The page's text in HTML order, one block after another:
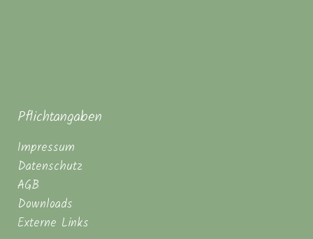
Pflichtangaben
Impressum
Datenschutz
AGB
Downloads
Externe Links